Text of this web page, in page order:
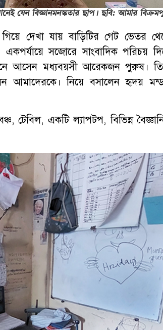
যেন বিজ্ঞানমনস্কতার ছাপ। ছবি: আমার
দেখা যায় বাড়িটির গেট ভেতর
সজোরে সাংবাদিক পরিচয়
আসেন মধ্যবয়সী আরেকজন পুরুষ।
আমাদেরকে। নিয়ে বসালেন হৃদয়
টেবিল, একটি ল্যাপটপ, বিভিন্ন